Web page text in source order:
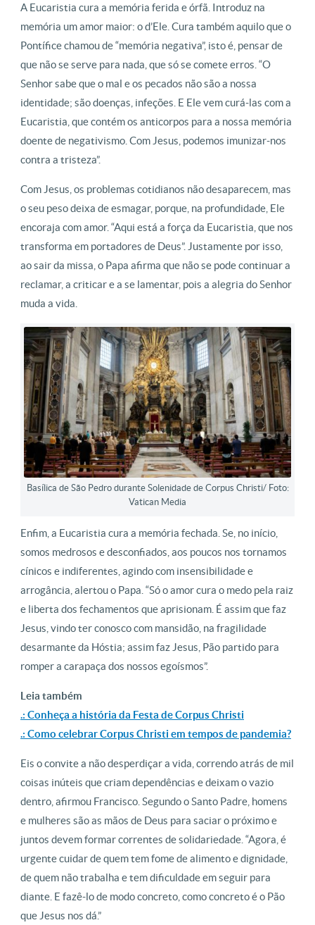
A Eucaristia cura a memória ferida e órfã. Introduz na
memória um amor maior: o d’Ele. Cura também aquilo que o
Pontífice chamou de “memória negativa”, isto é, pensar de
que não se serve para nada, que só se comete erros. “O
Senhor sabe que o mal e os pecados não são a nossa
identidade; são doenças, infeções. E Ele vem curá-las com a
Eucaristia, que contém os anticorpos para a nossa memória
doente de negativismo. Com Jesus, podemos imunizar-nos
contra a tristeza”.
Com Jesus, os problemas cotidianos não desaparecem, mas
o seu peso deixa de esmagar, porque, na profundidade, Ele
encoraja com amor. “Aqui está a força da Eucaristia, que nos
transforma em portadores de Deus”. Justamente por isso,
ao sair da missa, o Papa afirma que não se pode continuar a
reclamar, a criticar e a se lamentar, pois a alegria do Senhor
muda a vida.
Basílica de São Pedro durante Solenidade de Corpus Christi/ Foto:
Vatican Media
Enfim, a Eucaristia cura a memória fechada. Se, no início,
somos medrosos e desconfiados, aos poucos nos tornamos
cínicos e indiferentes, agindo com insensibilidade e
arrogância, alertou o Papa. “Só o amor cura o medo pela raiz
e liberta dos fechamentos que aprisionam. É assim que faz
Jesus, vindo ter conosco com mansidão, na fragilidade
desarmante da Hóstia; assim faz Jesus, Pão partido para
romper a carapaça dos nossos egoísmos”.
Leia também
.: Conheça a história da Festa de Corpus Christi
.: Como celebrar Corpus Christi em tempos de pandemia?
Eis o convite a não desperdiçar a vida, correndo atrás de mil
coisas inúteis que criam dependências e deixam o vazio
dentro, afirmou Francisco. Segundo o Santo Padre, homens
e mulheres são as mãos de Deus para saciar o próximo e
juntos devem formar correntes de solidariedade. “Agora, é
urgente cuidar de quem tem fome de alimento e dignidade,
de quem não trabalha e tem dificuldade em seguir para
diante. E fazê-lo de modo concreto, como concreto é o Pão
que Jesus nos dá.”